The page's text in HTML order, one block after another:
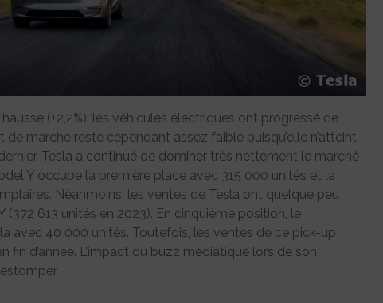
(+2,2%), les véhicules électriques ont progressé de
de marché reste cependant assez faible puisqu’elle n’atteint
dernier, Tesla a continué de dominer très nettement le marché
Y occupe la première place avec 315 000 unités et la
Néanmoins, les ventes de Tesla ont quelque peu
613 unités en 2023). En cinquième position, le
avec 40 000 unités. Toutefois, les ventes de ce pick-up
fin d’année. L’impact du buzz médiatique lors de son